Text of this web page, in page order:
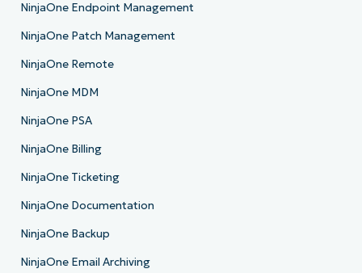
NinjaOne Endpoint Management
NinjaOne Patch Management
NinjaOne Remote
NinjaOne MDM
NinjaOne PSA
NinjaOne Billing
NinjaOne Ticketing
NinjaOne Documentation
NinjaOne Backup
NinjaOne Email Archiving